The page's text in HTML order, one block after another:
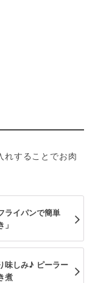
れすることでお肉
ライパンで簡単
味しみ♪ ピーラー
煮